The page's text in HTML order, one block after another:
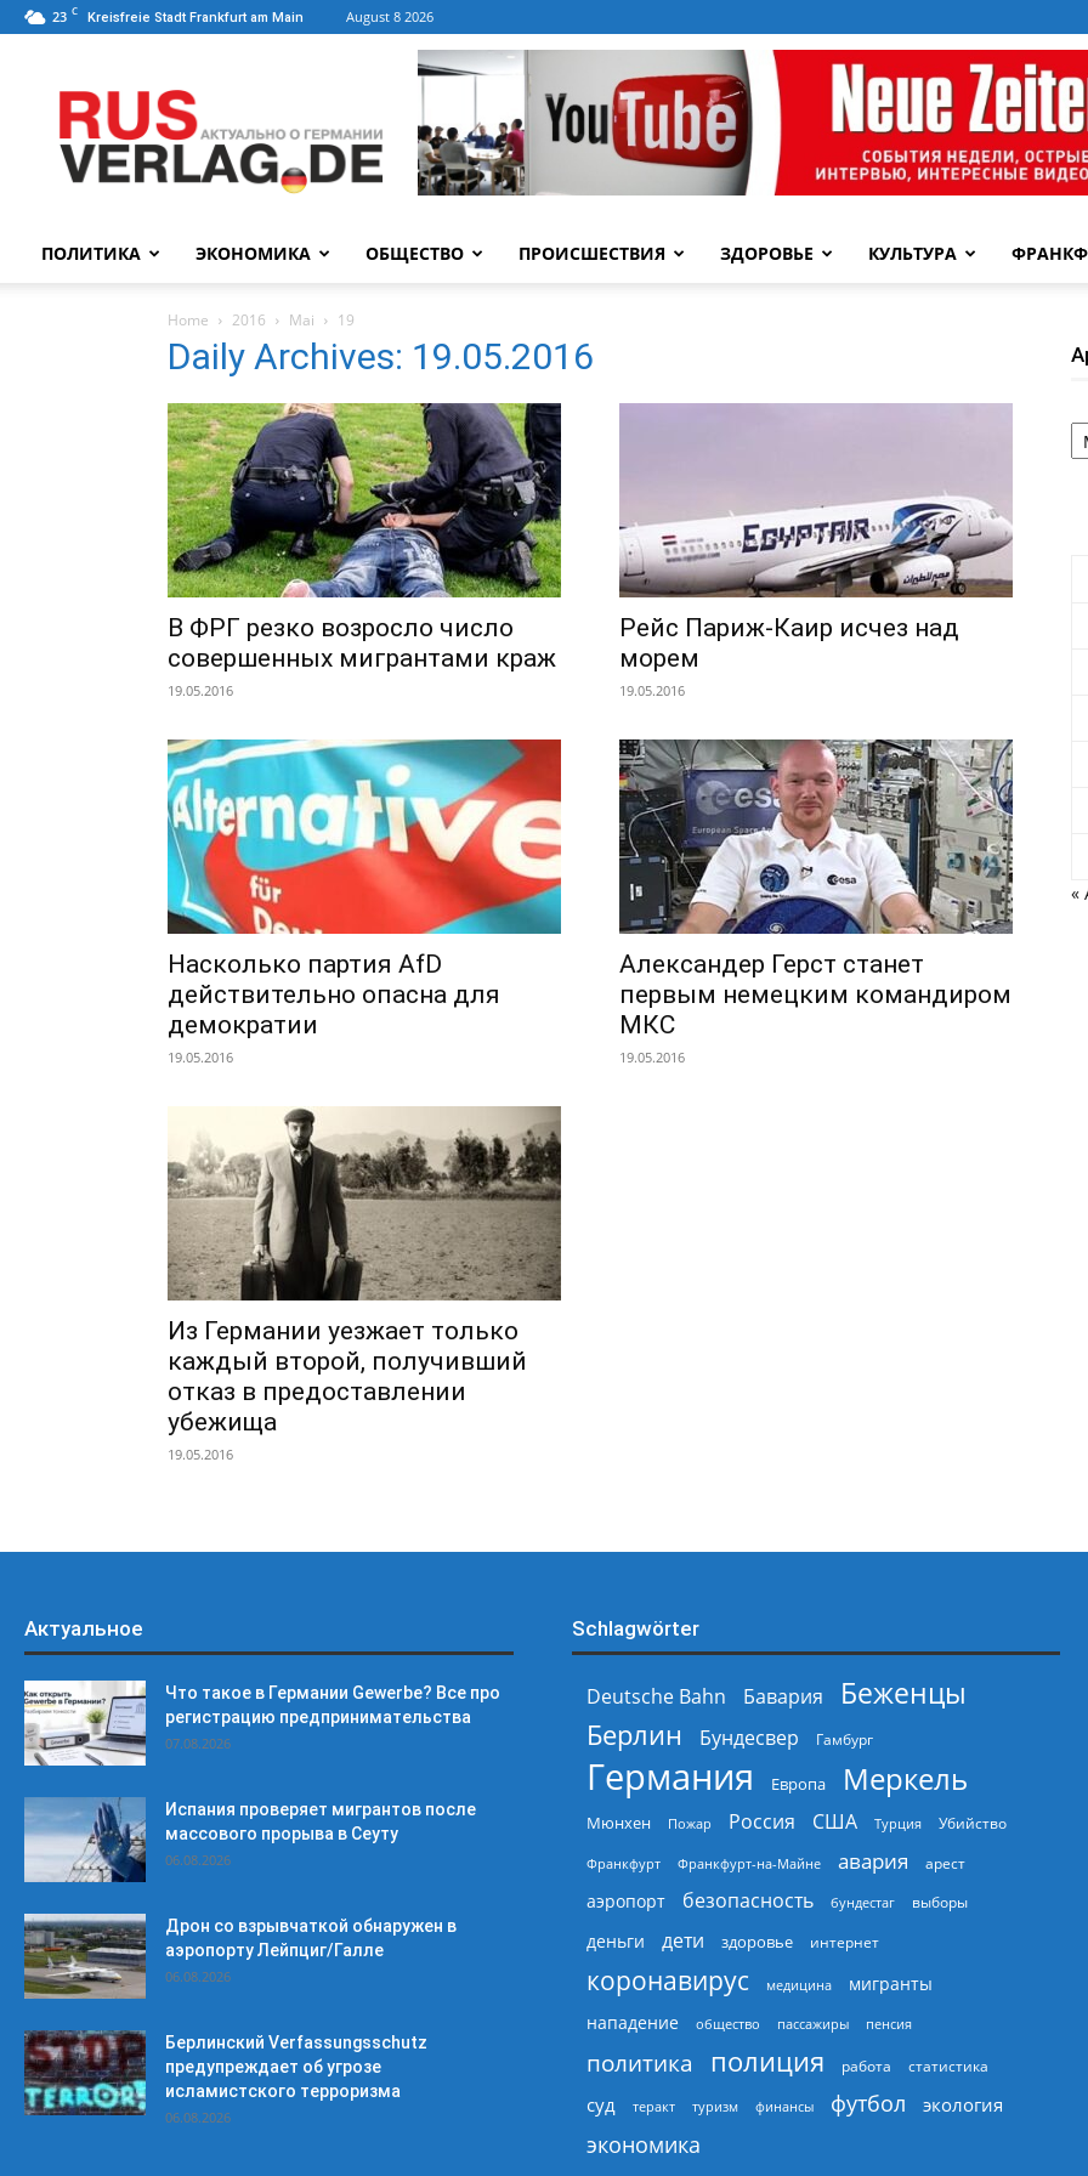
23 C Kreisfreie Stadt Frankfurt am Main August 8 2026
ПОЛИТИКА ЭКОНОМИКА ОБЩЕСТВО ПРОИСШЕСТВИЯ ЗДОРОВЬЕ КУЛЬТУРА
Home 2016 Mai 19
Daily Archives: 19.05.2016
В ФРГ резко возросло число
совершенных мигрантами краж
19.05.2016
Рейс Париж-Каир исчез над
морем
19.05.2016
Насколько партия AfD
действительно опасна для
демократии
19.05.2016
Александер Герст станет
первым немецким командиром
МКС
19.05.2016
Из Германии уезжает только
каждый второй, получивший
отказ в предоставлении
убежища
19.05.2016
«
Актуальное
Что такое в Германии Gewerbe? Все про
регистрацию предпринимательства
07.08.2026
Испания проверяет мигрантов после
массового прорыва в Сеуту
06.08.2026
Дрон со взрывчаткой обнаружен в
аэропорту Лейпциг/Галле
06.08.2026
Берлинский Verfassungsschutz
предупреждает об угрозе
исламистского терроризма
06.08.2026
Schlagwörter
Deutsche Bahn Бавария
Беженцы
Берлин
Бундесвер Гамбург
Германия Европа Меркель
Мюнхен Пожар Россия США Турция Убийство
Франкфурт Франкфурт-на-Майне авария арест
аэропорт безопасность бундестаг выборы
деньги дети здоровье интернет
коронавирус медицина
мигранты
нападение
общество пассажиры пенсия
политика полиция работа статистика
суд теракт туризм финансы футбол экология
экономика